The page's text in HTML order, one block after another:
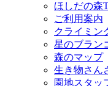
ほしだの森
ご利用案内
クライミン
星のブラン
森のマップ
生き物さん
園地スタッ